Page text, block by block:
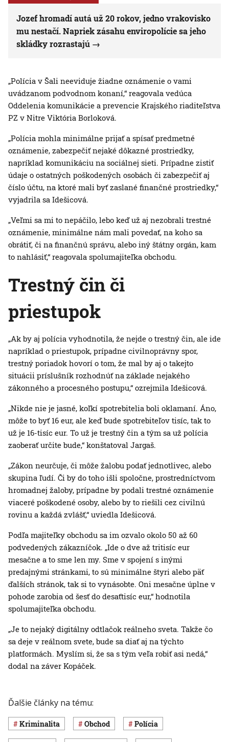
Jozef hromadí autá už 20 rokov, jedno vrakovisko
mu nestačí. Napriek zásahu enviropolície sa jeho
skládky rozrastajú
„Polícia v Šali neeviduje žiadne oznámenie o vami
uvádzanom podvodnom konaní,“ reagovala vedúca
Oddelenia komunikácie a prevencie Krajského riaditeľstva
PZ v Nitre Viktória Borloková.
„Polícia mohla minimálne prijať a spísať predmetné
oznámenie, zabezpečiť nejaké dôkazné prostriedky,
napríklad komunikáciu na sociálnej sieti. Prípadne zistiť
údaje o ostatných poškodených osobách či zabezpečiť aj
číslo účtu, na ktoré mali byť zaslané finančné prostriedky,“
vyjadrila sa Idešicová.
„Veľmi sa mi to nepáčilo, lebo keď už aj nezobrali trestné
oznámenie, minimálne nám mali povedať, na koho sa
obrátiť, či na finančnú správu, alebo iný štátny orgán, kam
to nahlásiť,“ reagovala spolumajiteľka obchodu.
Trestný čin či
priestupok
„Ak by aj polícia vyhodnotila, že nejde o trestný čin, ale ide
napríklad o priestupok, prípadne civilnoprávny spor,
trestný poriadok hovorí o tom, že mal by aj o takejto
situácii príslušník rozhodnúť na základe nejakého
zákonného a procesného postupu,“ ozrejmila Idešicová.
„Nikde nie je jasné, koľkí spotrebitelia boli oklamaní. Áno,
môže to byť 16 eur, ale keď bude spotrebiteľov tisíc, tak to
už je 16-tisíc eur. To už je trestný čin a tým sa už polícia
zaoberať určite bude,“ konštatoval Jargaš.
„Zákon neurčuje, či môže žalobu podať jednotlivec, alebo
skupina ľudí. Či by do toho išli spoločne, prostredníctvom
hromadnej žaloby, prípadne by podali trestné oznámenie
viaceré poškodené osoby, alebo by to riešili cez civilnú
rovinu a každá zvlášť,“ uviedla Idešicová.
Podľa majiteľky obchodu sa im ozvalo okolo 50 až 60
podvedených zákazníčok. „Ide o dve až tritisíc eur
mesačne a to sme len my. Sme v spojení s inými
predajnými stránkami, to sú minimálne štyri alebo päť
ďalších stránok, tak si to vynásobte. Oni mesačne úplne v
pohode zarobia od šesť do desaťtisíc eur,“ hodnotila
spolumajiteľka obchodu.
„Je to nejaký digitálny odtlačok reálneho sveta. Takže čo
sa deje v reálnom svete, bude sa diať aj na týchto
platformách. Myslím si, že sa s tým veľa robiť asi nedá,“
dodal na záver Kopáček.
Ďalšie články na tému:
Kriminalita obchod polícia